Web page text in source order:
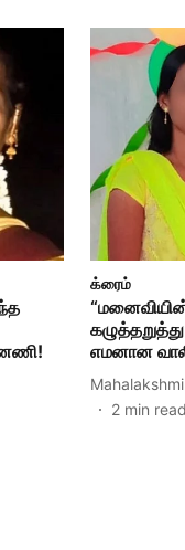
க்ரைம்
எமனான
2 min read